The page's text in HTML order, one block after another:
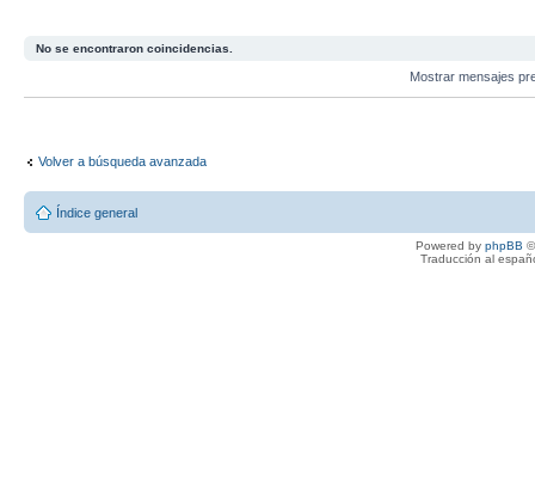
No se encontraron coincidencias.
Mostrar mensajes
Volver a búsqueda avanzada
Índice general
Powered by phpBB
Traducción al